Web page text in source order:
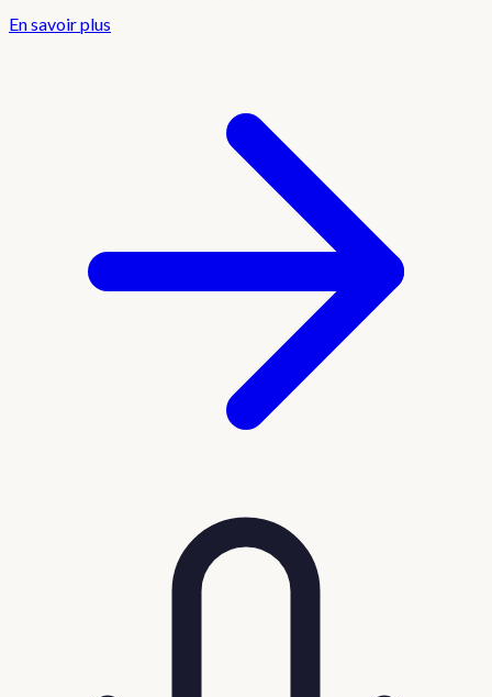
En savoir plus